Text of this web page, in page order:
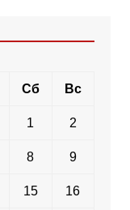
Сб Вс
1 2
8 9
15 16